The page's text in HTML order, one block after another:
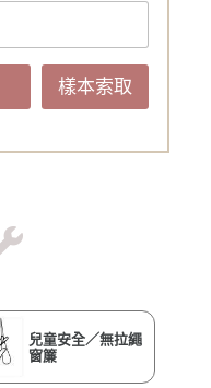
樣本索取
兒童安全／無拉繩
窗簾